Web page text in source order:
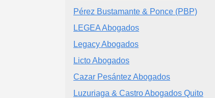
Pérez Bustamante & Ponce (PBP)
LEGEA Abogados
Legacy Abogados
Licto Abogados
Cazar Pesántez Abogados
Luzuriaga & Castro Abogados Quito